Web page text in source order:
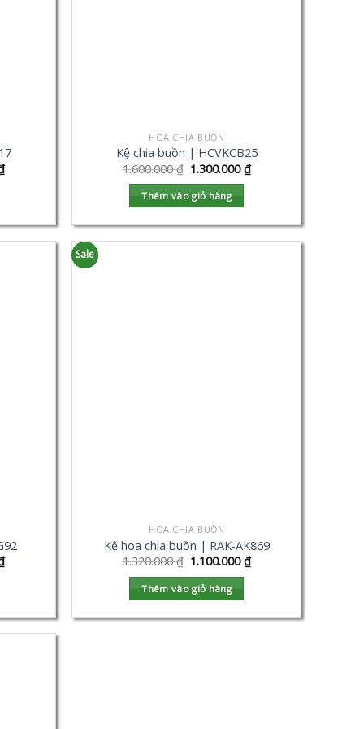
HOA CHIA BUỒN
Kệ chia buồn | HCVKCB25
1.600.000₫ 1.300.000₫
Thêm vào giỏ hàng
Sale
HOA CHIA BUỒN
Kệ hoa chia buồn | RAK-AK869
1.320.000₫ 1.100.000₫
Thêm vào giỏ hàng